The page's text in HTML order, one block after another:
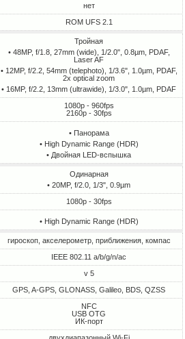
нет
ROM UFS 2.1
Тройная
• 48MP, f/1.8, 27mm (wide), 1/2.0", 0.8µm, PDAF,
Laser AF
• 12MP, f/2.2, 54mm (telephoto), 1/3.6", 1.0µm, PDAF,
2x optical zoom
• 16MP, f/2.2, 13mm (ultrawide), 1/3.0", 1.0µm, PDAF
1080p - 960fps
2160p - 30fps
• Панорама
• High Dynamic Range (HDR)
• Двойная LED-вспышка
Одинарная
• 20MP, f/2.0, 1/3", 0.9µm
1080p - 30fps
• High Dynamic Range (HDR)
гироскоп, акселерометр, приближения, компас
IEEE 802.11 a/b/g/n/ac
v 5
GPS, A-GPS, GLONASS, Galileo, BDS, QZSS
NFC
USB OTG
ИК-порт